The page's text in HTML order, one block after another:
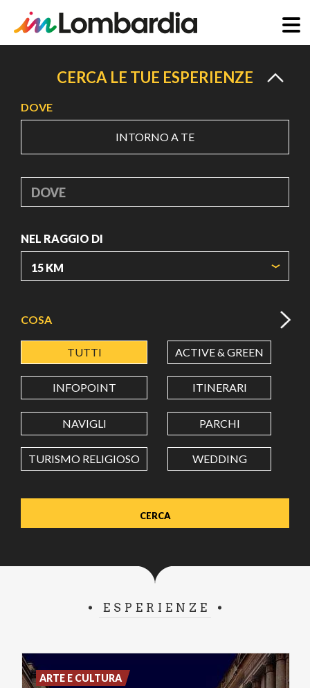
principale
CERCA LE TUE ESPERIENZE
DOVE
INTORNO A TE
DOVE
NEL RAGGIO DI
LATITUDINE
LONGITUDINE
Value in decimal degrees. Use dot (.) as decimal separator.
COSA
TUTTI ACTIVE & GREEN
INFOPOINT ITINERARI
NAVIGLI PARCHI
TURISMO RELIGIOSO WEDDING
ESPERIENZE
ARTE E CULTURA